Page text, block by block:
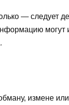
— следует
могут
измене